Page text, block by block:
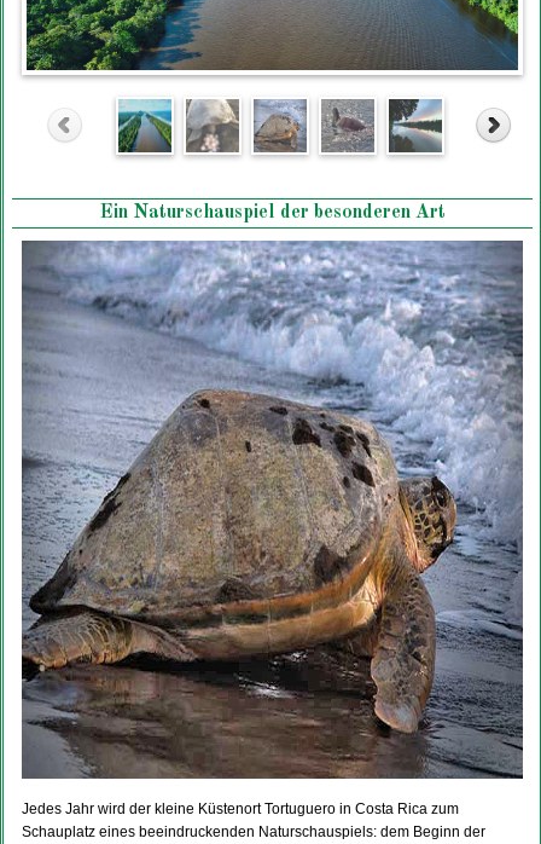
Ein Naturschauspiel der besonderen Art
Jedes Jahr wird der kleine Küstenort Tortuguero in Costa Rica zum
Schauplatz eines beeindruckenden Naturschauspiels: dem Beginn der